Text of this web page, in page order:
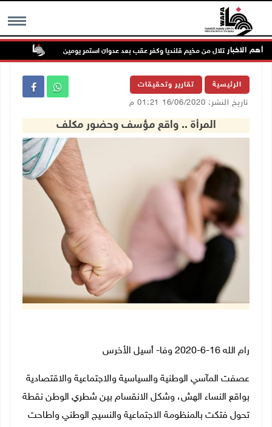
MENU أهم الاخبار
الاحتلال من مخيم قلنديا وكفر عقب بعد عدوان استمر يومين جماهير
الرئيسية تقارير وتحقيقات
تاريخ النشر: 16/06/2020 01:21 م
المرأة .. واقع مؤسف وحضور مكلف
رام الله 16-6-2020 وفا- أسيل الأخرس
عصفت المآسي الوطنية والسياسية والاجتماعية والاقتصادية
بواقع النساء الهش، وشكل الانقسام بين شطري الوطن نقطة
تحول فتكت بالمنظومة الاجتماعية والنسيج الوطني واطاحت